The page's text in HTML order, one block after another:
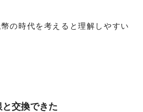
の時代を考えると理解しやすい
交換できた